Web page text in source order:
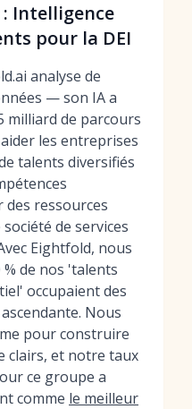
Intelligence
pour la DEI
analyse de
— son IA a
milliard de parcours
les entreprises
talents diversifiés
des ressources
de services
Eightfold, nous
de nos 'talents
occupaient des
Nous
pour construire
clairs, et notre taux
ce groupe a
comme le meilleur